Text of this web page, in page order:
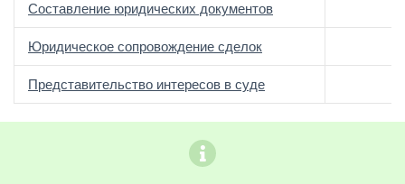
Составление юридических документов
Юридическое сопровождение сделок
Представительство интересов в суде